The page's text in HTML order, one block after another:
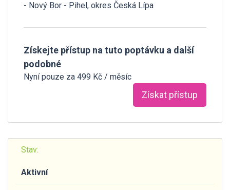
- Nový Bor - Pihel, okres Česká Lípa
Získejte přístup na tuto poptávku a další
podobné
Nyní pouze za 499 Kč / měsíc
Získat přístup
Stav:
Aktivní